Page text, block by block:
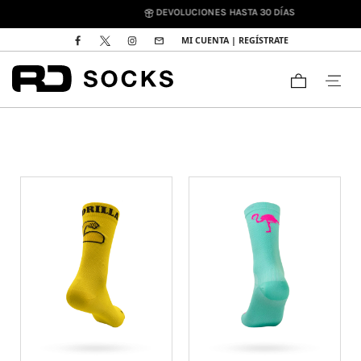
DEVOLUCIONES HASTA 30 DÍAS
MI CUENTA | REGÍSTRATE